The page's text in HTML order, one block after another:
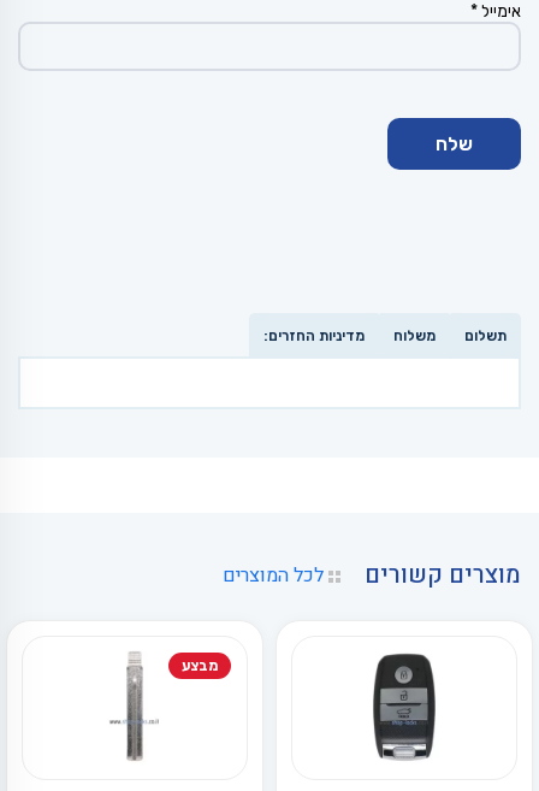
אימייל*
תשלום משלוח מדיניות החזרים:
מוצרים קשורים לכל המוצרים
מבצע